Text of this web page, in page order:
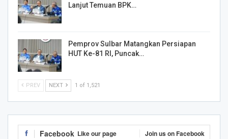
Lanjut Temuan BPK…
Pemprov Sulbar Matangkan Persiapan
HUT Ke-81 RI, Puncak…
PREV NEXT 1 of 1,521
Facebook Like our page Join us on Facebook